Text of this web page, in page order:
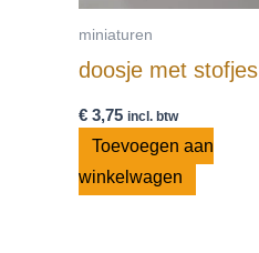
miniaturen
doosje met stofjes
€ 3,75 incl. btw
Toevoegen aan
winkelwagen